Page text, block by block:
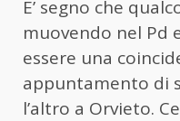
E’ segno che
muovendo nel Pd
essere una
appuntamento di
l’altro a Orvieto.